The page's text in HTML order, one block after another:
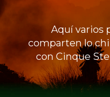
Aquí varios
comparten lo
con Cinque